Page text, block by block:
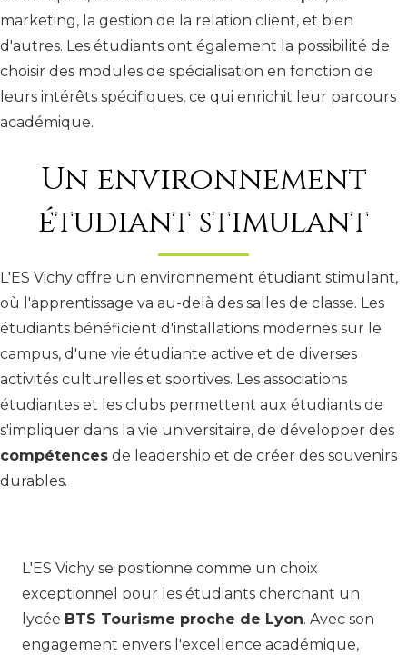
marketing, la gestion de la relation client, et bien
d'autres. Les étudiants ont également la possibilité de
choisir des modules de spécialisation en fonction de
leurs intérêts spécifiques, ce qui enrichit leur parcours
académique.
Un environnement
étudiant stimulant
L'ES Vichy offre un environnement étudiant stimulant,
où l'apprentissage va au-delà des salles de classe. Les
étudiants bénéficient d'installations modernes sur le
campus, d'une vie étudiante active et de diverses
activités culturelles et sportives. Les associations
étudiantes et les clubs permettent aux étudiants de
s'impliquer dans la vie universitaire, de développer des
compétences de leadership et de créer des souvenirs
durables.
L'ES Vichy se positionne comme un choix
exceptionnel pour les étudiants cherchant un
lycée BTS Tourisme proche de Lyon. Avec son
engagement envers l'excellence académique,